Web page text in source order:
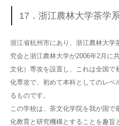
17．浙江農林大学茶学
浙江省杭州市にあり、浙江農林大学
究会と浙江農林大学が2006年2月に
文化）専攻を設置し、これは全国で
化専攻で、初めて本科としてのレベ
るものです。
この学校は、茶文化学院を我が国
化教育と研究機構とすることを趣旨